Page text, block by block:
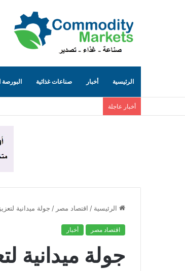
الرئيسية أخبار صناعات غذائية البورصة
أخبار عاجلة
الرئيسية / اقتصاد مصر / جولة ميدانية
اقتصاد مصر أخبار
جولة ميدانية